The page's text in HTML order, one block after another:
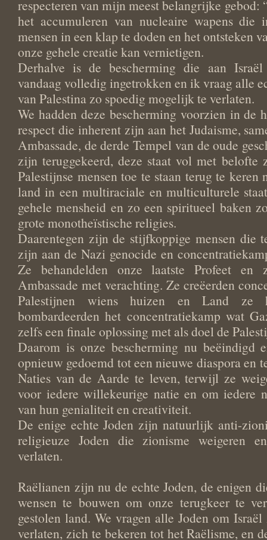
respecteren van mijn meest belangrijke gebod:
het accumuleren van nucleaire wapens
mensen in een klap te doden en het ontsteken
onze gehele creatie kan vernietigen.
Derhalve is de bescherming die aan Israël
vandaag volledig ingetrokken en ik vraag alle
van Palestina zo spoedig mogelijk te verlaten.
We hadden deze bescherming voorzien in de
respect die inherent zijn aan het Judaisme,
Ambassade, de derde Tempel van de oude
zijn teruggekeerd, deze staat vol met belofte
Palestijnse mensen toe te staan terug te keren
land in een multiraciale en multiculturele
gehele mensheid en zo een spiritueel baken
grote monotheïstische religies.
Daarentegen zijn de stijfkoppige mensen die
zijn aan de Nazi genocide en
Ze behandelden onze laatste Profeet
Ambassade met verachting. Ze creëerden
Palestijnen wiens huizen en Land ze
bombardeerden het concentratiekamp wat
zelfs een finale oplossing met als doel de
Daarom is onze bescherming nu beëindigd
opnieuw gedoemd tot een nieuwe diaspora en
Naties van de Aarde te leven, terwijl ze
voor iedere willekeurige natie en om iedere
van hun genialiteit en creativiteit.
De enige echte Joden zijn natuurlijk anti-
religieuze Joden die zionisme weigeren
verlaten.
Raëlianen zijn nu de echte Joden, de enigen
wensen te bouwen om onze terugkeer te
gestolen land. We vragen alle Joden om
verlaten, zich te bekeren tot het Raëlisme, en